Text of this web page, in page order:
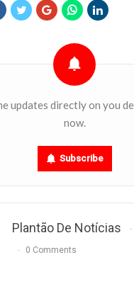
updates directly on you
now.
Subscribe
Plantão De Notícias
0 Comments